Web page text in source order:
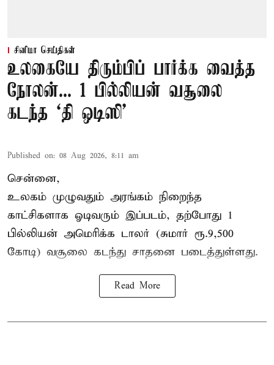
சினிமா செய்திகள்
உலகையே திரும்பிப் பார்க்க வைத்த
நோலன்... 1 பில்லியன் வசூலை
கடந்த ‘தி ஒடிஸி’
Published on: 08 Aug 2026, 8:11 am
சென்னை,
உலகம் முழுவதும் அரங்கம் நிறைந்த
காட்சிகளாக ஓடிவரும் இப்படம், தற்போது 1
பில்லியன் அமெரிக்க டாலர் (சுமார் ரூ.9,500
கோடி) வசூலை கடந்து சாதனை படைத்துள்ளது.
Read More